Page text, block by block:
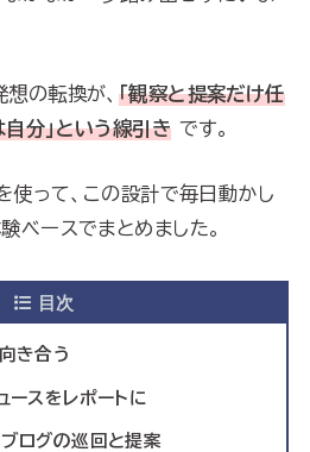
の転換が、 「観察と提案だけ任
分」という線引き です。
って、この設計で毎日動かし
ベースでまとめました。
目次
き合う
スをレポートに
ログの巡回と提案